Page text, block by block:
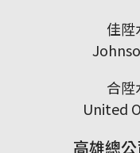
佳陞
合陞
United
高雄總公